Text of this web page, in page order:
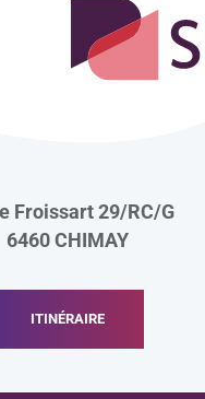
Froissart 29/RC/G
6460 CHIMAY
ITINÉRAIRE